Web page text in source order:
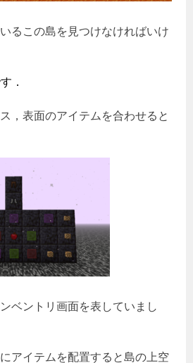
るこの島を見つけなければいけ
．
，表面のアイテムを合わせると
ントリ画面を表していまし
アイテムを配置すると島の上空